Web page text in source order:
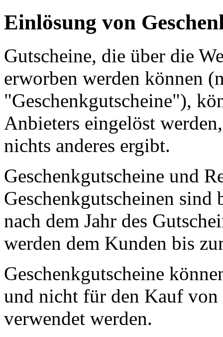
Einlösung von
Gutscheine, die über die
erworben werden können
"Geschenkgutscheine"),
Anbieters eingelöst
nichts anderes ergibt.
Geschenkgutscheine und
Geschenkgutscheinen sind
nach dem Jahr des
werden dem Kunden bis
Geschenkgutscheine
und nicht für den Kauf von
verwendet werden.